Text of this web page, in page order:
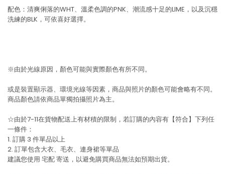
配色：清爽俐落的WHT、溫柔色調的PNK、潮流感十足的LIME，以及沉穩
洗練的BLK，可依喜好選擇。
※由於光線原因，顏色可能與實際顏色有所不同。
或是裝置顯示器、環境光線等因素，商品與照片的顏色可能會略有不同。
商品顏色請依商品單獨拍攝照片為主。
☆由於7-11在貨物配送上有材積的限制，若訂購的內容有【符合】下列任
一條件：
1. 訂購 3 件單品以上
2. 訂單包含大衣、毛衣、連身裙等單品
建議您使用 宅配寄送，以避免購買商品無法如預期出貨。